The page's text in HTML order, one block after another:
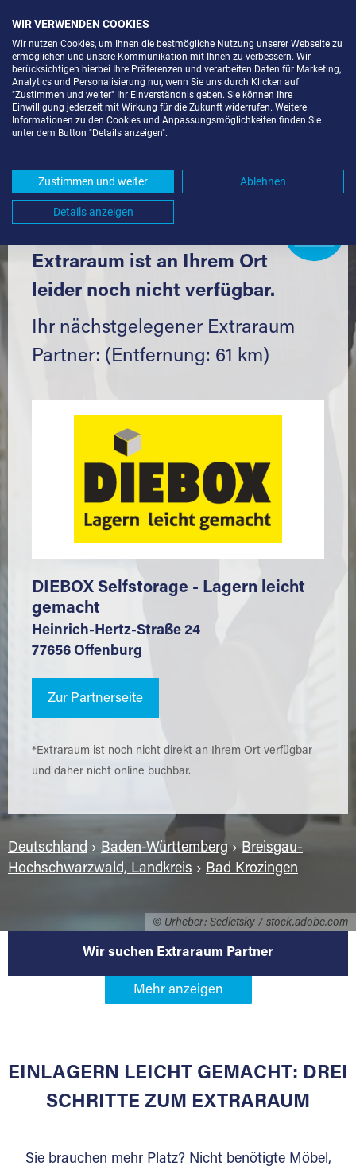
© Urheber: Sedletsky / stock.adobe.com
LAGERBOX IN BAD KROZINGEN
Komfortabel einlagern mit Extraraum
Extraraum ist an Ihrem Ort
leider noch nicht verfügbar.
Ihr nächstgelegener Extraraum
Partner: (Entfernung: 61 km)
DIEBOX Selfstorage - Lagern leicht
gemacht
Heinrich-Hertz-Straße 24
77656 Offenburg
Zur Partnerseite
*Extraraum ist noch nicht direkt an Ihrem Ort verfügbar
und daher nicht online buchbar.
Deutschland › Baden-Württemberg› Breisgau-
Hochschwarzwald, Landkreis › Bad Krozingen
Wir suchen Extraraum Partner
Werden Sie Extraraum Partner in
Sie bieten Kunden Lagerraum zur Miete, der
für die Einlagerung von Umzugsgut gebaut
Lagerkunden und Vermietungen.
EINLAGERN LEICHT GEMACHT: DREI
SCHRITTE ZUM EXTRARAUM
Sie brauchen mehr Platz? Nicht benötigte Möbel,
WIR VERWENDEN COOKIES
Wir nutzen Cookies, um Ihnen die bestmögliche Nutzung unserer Webseite zu
ermöglichen und unsere Kommunikation mit Ihnen zu verbessern. Wir
berücksichtigen hierbei Ihre Präferenzen und verarbeiten Daten für Marketing,
Analytics und Personalisierung nur, wenn Sie uns durch Klicken auf
"Zustimmen und weiter" Ihr Einverständnis geben. Sie können Ihre
Einwilligung jederzeit mit Wirkung für die Zukunft widerrufen. Weitere
Informationen zu den Cookies und Anpassungsmöglichkeiten finden Sie
unter dem Button "Details anzeigen".
Zustimmen und weiter Ablehnen
Details anzeigen